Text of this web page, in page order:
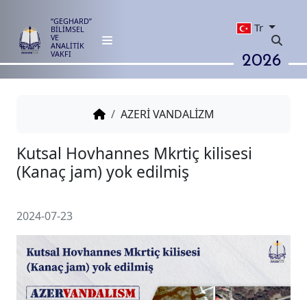
“GEGHARD”
BİLİMSEL
VE
ANALİTİK
VAKFI
Tr
2026
AZERİ VANDALİZM
(Kanaç jam) yok edilmiş
2024-07-23